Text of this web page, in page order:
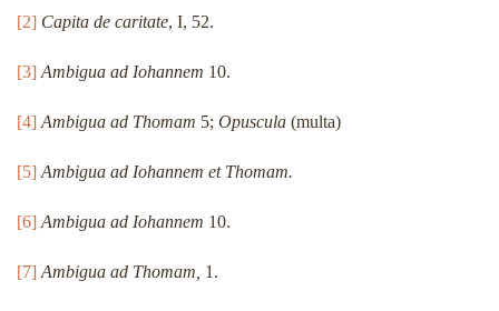
[2] Capita de caritate, I, 52.
[3] Ambigua ad Iohannem 10.
[4] Ambigua ad Thomam 5; Opuscula (multa)
[5] Ambigua ad Iohannem et Thomam.
[6] Ambigua ad Iohannem 10.
[7] Ambigua ad Thomam, 1.